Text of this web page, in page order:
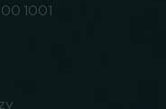
1001